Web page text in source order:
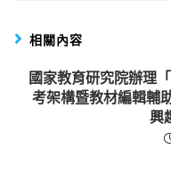
相關內容
國家教育研究院辦理
考架構暨教材編輯輔
興